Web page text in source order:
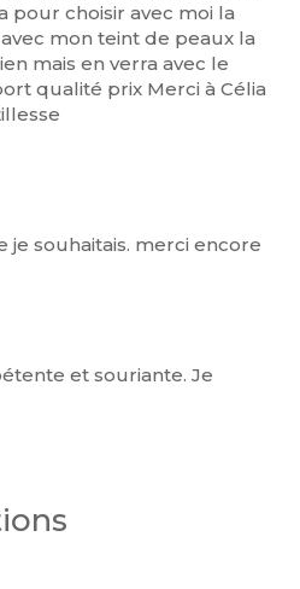
pour choisir avec moi la
mon teint de peaux la
mais en verra avec le
qualité prix Merci à Célia
je souhaitais. merci encore
et souriante. Je